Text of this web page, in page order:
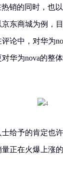
销的同时，也
东商城为例，
论中，对华为
华为nova的整
给予的肯定也
正在火爆上涨